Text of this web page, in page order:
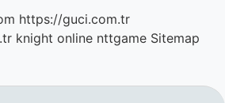
https://guci.com.tr
knight online nttgame Sitemap